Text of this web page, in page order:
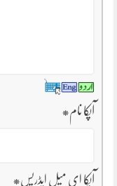
آپکا نام*
آپکا ای میل ایڈریس*